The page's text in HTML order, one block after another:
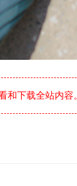
和下载全站内容。